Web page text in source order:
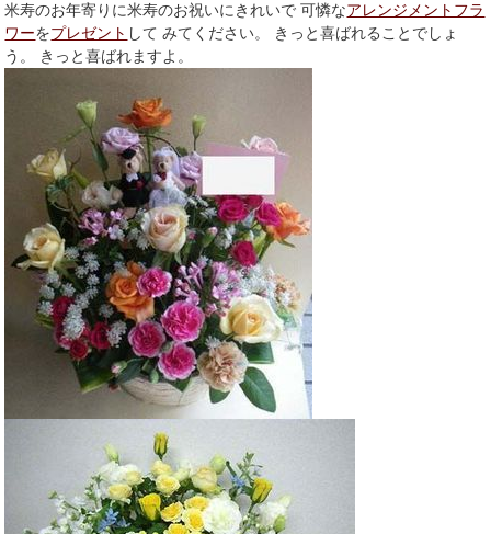
米寿のお年寄りに米寿のお祝いにきれいで 可憐なアレンジメントフラ
ワーをプレゼント して みてください。 きっと喜ばれることでしょ
う。 きっと喜ばれますよ。